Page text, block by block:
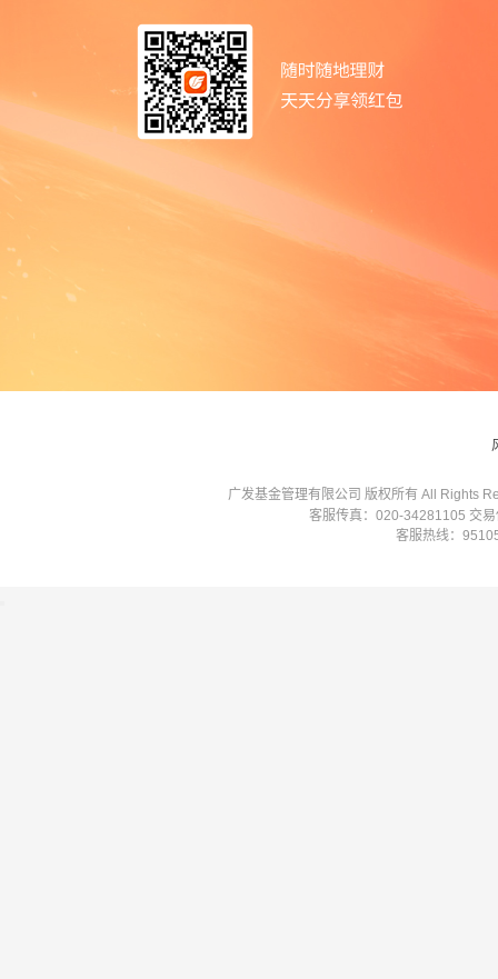
广发基金管理有限公司 版权所有 All Rights
客服传真：020-34281105 交
客服热线：